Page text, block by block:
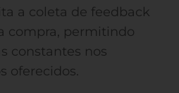
a coleta de feedback
compra, permitindo
constantes nos
oferecidos.